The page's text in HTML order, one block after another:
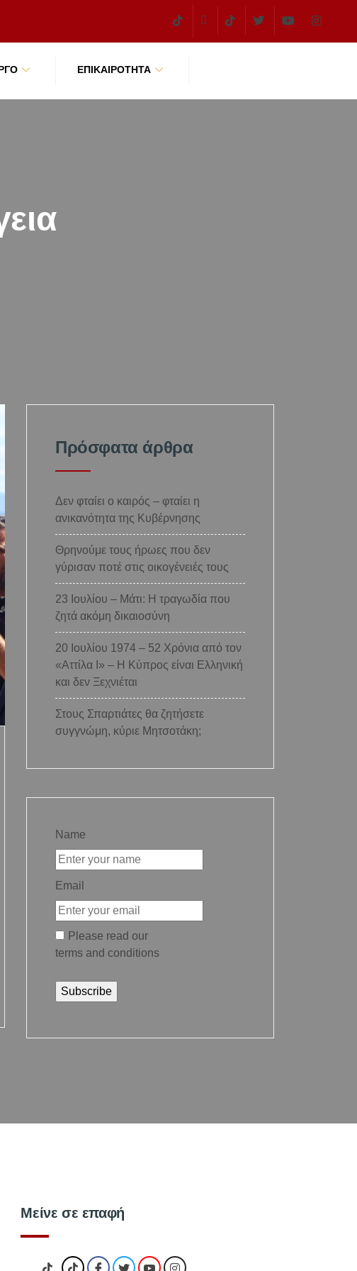
ΕΠΙΚΑΙΡΌΤΗΤΑ
Πρόσφατα άρθρα
Δεν φταίει ο καιρός – φταίει η
ανικανότητα της Κυβέρνησης
Θρηνούμε τους ήρωες που δεν
γύρισαν ποτέ στις οικογένειές τους
23 Ιουλίου – Μάτι: Η τραγωδία που
ζητά ακόμη δικαιοσύνη
20 Ιουλίου 1974 – 52 Χρόνια από τον
«Αττίλα Ι» – Η Κύπρος είναι Ελληνική
και δεν Ξεχνιέται
Στους Σπαρτιάτες θα ζητήσετε
συγγνώμη, κύριε Μητσοτάκη;
Name
Email
Please read our
terms and conditions
Μείνε σε επαφή